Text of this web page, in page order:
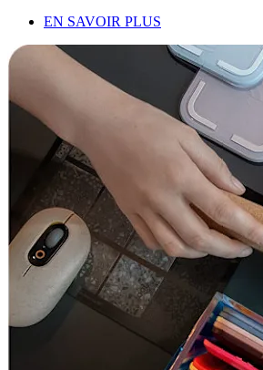
EN SAVOIR PLUS